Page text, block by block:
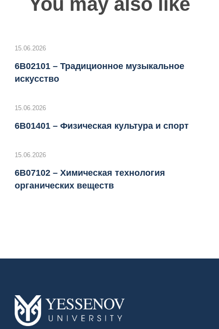
15.06.2026
6B02101 – Традиционное музыкальное
искусство
15.06.2026
6B01401 – Физическая культура и спорт
15.06.2026
6B07102 – Химическая технология
органических веществ